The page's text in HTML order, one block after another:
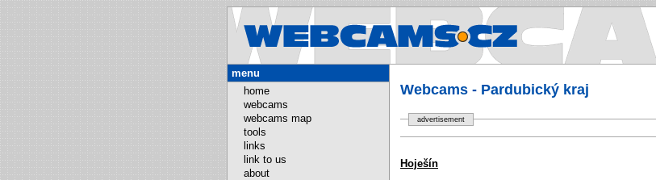
Webcams.cz -
Webcams - Pardubický kraj
advertisement
Hoješín
menu
home
webcams
webcams map
tools
links
link to us
about